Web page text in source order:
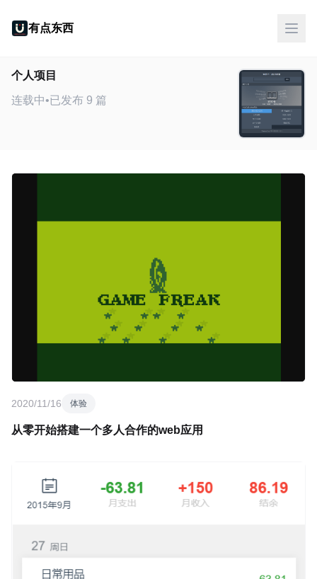
有点东西
个人项目
连载中•已发布 9 篇
2020/11/16 体验
从零开始搭建一个多人合作的web应用